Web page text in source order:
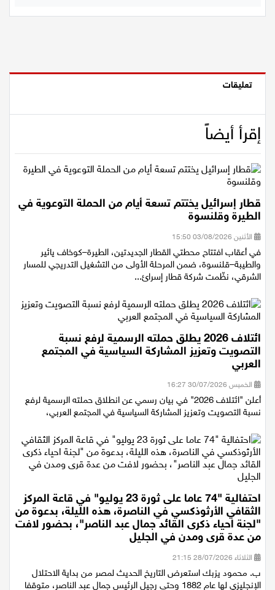
إقرأ أيضاً
قطار إسرائيل يختتم تسعة أيام من الحملة التوعوية في
الطيرة وقلنسوة
الأثنين 03/08/2026 15:50
في أعقاب افتتاح محطتي القطار الجديدتين، الطيرة–كوخاف يائير
والطيبة–قلنسوة، ضمن المرحلة الأولى من التشغيل التدريجي للمسار
ائتلاف 2026 يطلق حملته الرسمية لرفع نسبة
التصويت وتعزيز المشاركة السياسية في المجتمع
العربي
الخميس 30/07/2026 16:27
أعلن "ائتلاف 2026" في بيان رسمي عن انطلاق حملته الرسمية لرفع
احتفالية "74 عاما على ثورة 23 يوليو" في قاعة المركز
الثقافي الأرثوذكسي في الناصرة، هذه الليلة، بدعوة من
"لجنة احياء ذكرى القائد جمال عبد الناصر"، بحضور لافت
من عدة قرى ومدن في الجليل
الثلاثاء 28/07/2026 21:15
ب. محمود يزبك استعرض التاريخ الحديث لمصر من بداية الاحتلال